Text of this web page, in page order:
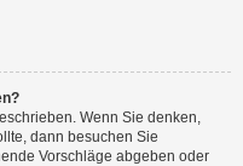
Wenn Sie denken,
dann besuchen Sie
Vorschläge abgeben oder